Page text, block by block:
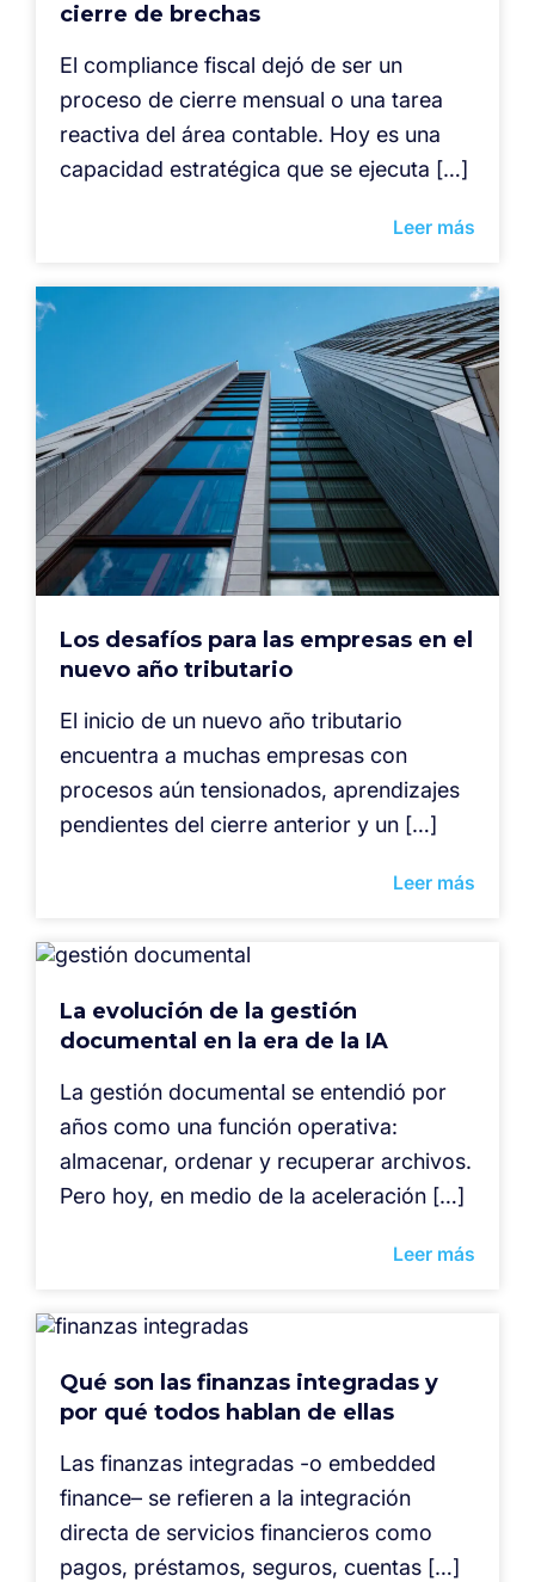
cierre de brechas
El compliance fiscal dejó de ser un
proceso de cierre mensual o una tarea
reactiva del área contable. Hoy es una
capacidad estratégica que se ejecuta […]
Leer más
Los desafíos para las empresas en el
nuevo año tributario
El inicio de un nuevo año tributario
encuentra a muchas empresas con
procesos aún tensionados, aprendizajes
pendientes del cierre anterior y un […]
Leer más
La evolución de la gestión
documental en la era de la IA
La gestión documental se entendió por
años como una función operativa:
almacenar, ordenar y recuperar archivos.
Pero hoy, en medio de la aceleración […]
Leer más
Qué son las finanzas integradas y
por qué todos hablan de ellas
Las finanzas integradas -o embedded
finance– se refieren a la integración
directa de servicios financieros como
pagos, préstamos, seguros, cuentas […]